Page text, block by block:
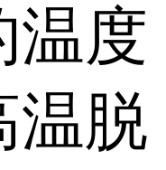
温度
温脱